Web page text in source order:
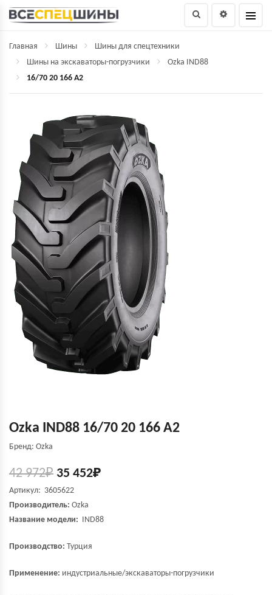
Главная Шины
Шины для спецтехники
Шины на экскаваторы-погрузчики
Ozka IND88
16/70 20 166 A2
Ozka IND88 16/70 20 166 A2
Бренд: Ozka
42 972₽ 35 452₽
Артикул: 3605622
Производитель: Ozka
Название модели: IND88
Производство: Турция
Применение: индустриальные/экскаваторы-погрузчики